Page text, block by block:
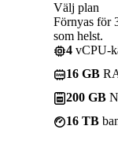
Välj plan
Förnyas för
som helst.
4 vCPU-
16 GB
200 GB
16 TB